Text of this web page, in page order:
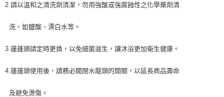
2.請以溫和之清洗劑清潔，勿用強酸或強腐蝕性之化學藥劑清
洗，如鹽酸、漂白水等。
3.蓮蓬頭請定時更換，以免細菌滋生，讓沐浴更加衛生健康。
4.蓮蓬頭使用後，請務必關閉水龍頭的開關，以延長商品壽命
及避免燙傷。